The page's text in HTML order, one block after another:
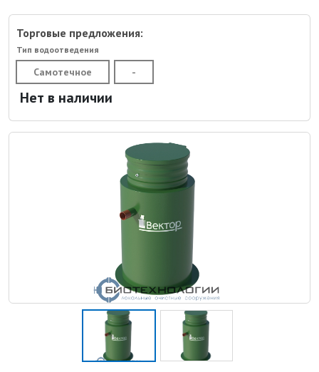
Торговые предложения:
Тип водоотведения
Самотечное -
Нет в наличии